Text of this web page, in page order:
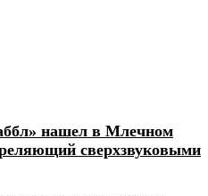
нашел в Млечном
сверхзвуковыми